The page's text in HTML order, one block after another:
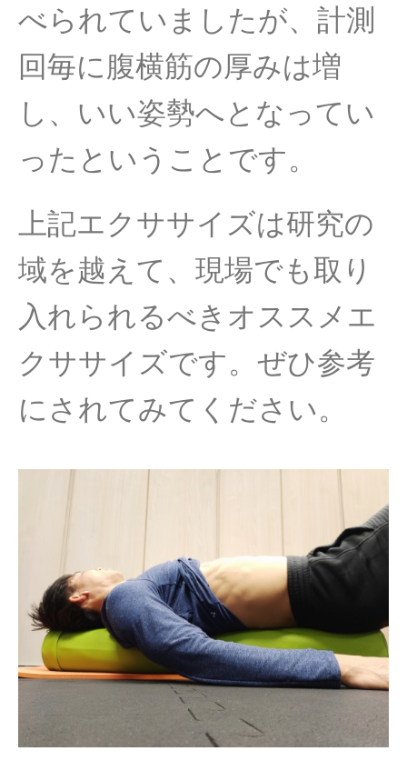
べられていましたが、計測
回毎に腹横筋の厚みは増
し、いい姿勢へとなってい
ったということです。
上記エクササイズは研究の
域を越えて、 現場でも取り
入れられるべきオススメエ
クササイズです。ぜひ参考
にされてみてください。